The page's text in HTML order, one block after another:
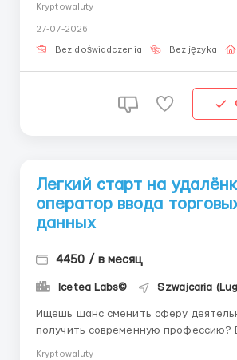
быстрые расчеты. Мы рады предложить тебе
направление Специалист по
Kryptowaluty
27-07-2026
Bez doświadczenia Bez języka
Легкий старт на
оператор ввода
данных
4450 / в месяц
Icetea Labs© Szwajcaria
Ищешь шанс сменить сферу
получить современную профессию?
Kryptowaluty